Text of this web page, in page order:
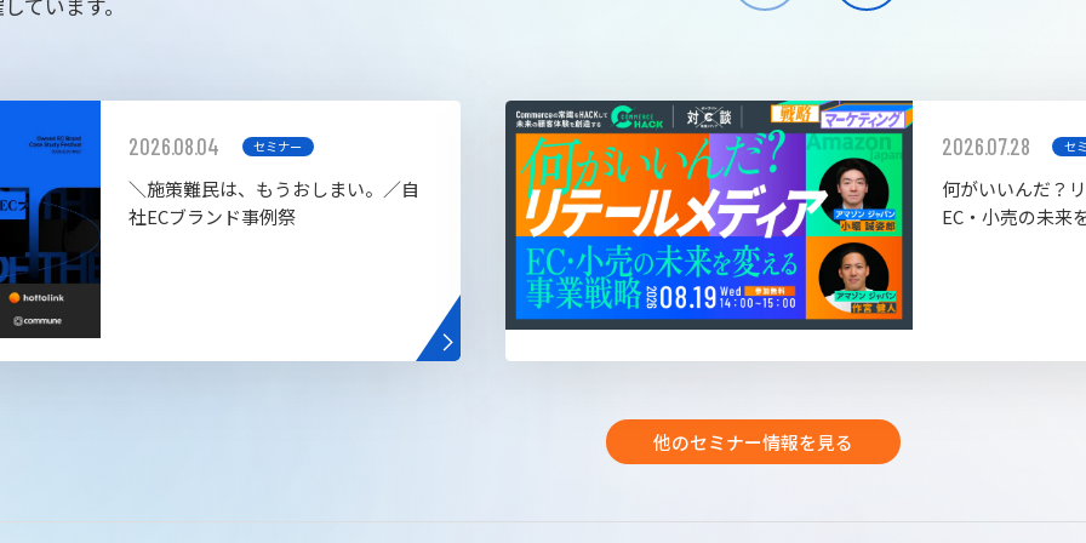
ています。
2026.08.04 セミナー
＼施策難民は、もうおしまい。／自
社ECブランド事例祭
2026.07.28 セ
何がいいんだ？
EC・小売の未来
他のセミナー情報を見る